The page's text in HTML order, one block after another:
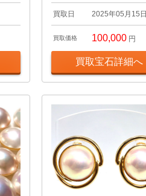
買取日 2025年05月15
買取価格 100,000 円
買取宝石詳細へ